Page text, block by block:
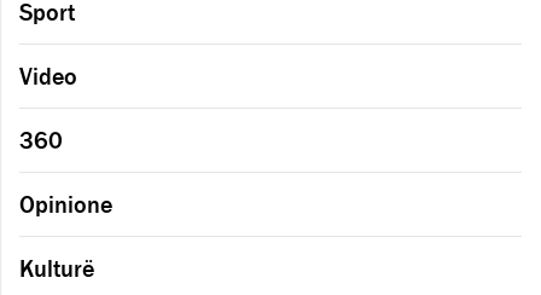
Sport
Video
360
Opinione
Kulturë